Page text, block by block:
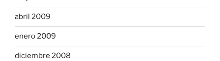
abril 2009
enero 2009
diciembre 2008